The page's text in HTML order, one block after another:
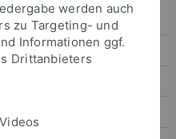
werden auch
zu Targeting- und
Informationen ggf.
Drittanbieters
Videos